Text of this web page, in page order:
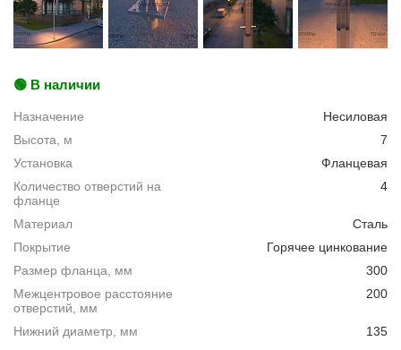
🟢 В наличии
Назначение
Несиловая
Высота, м
7
Установка
Фланцевая
Количество отверстий на
фланце
4
Материал
Сталь
Покрытие
Горячее цинкование
Размер фланца, мм
300
Межцентровое расстояние
отверстий, мм
200
Нижний диаметр, мм
135